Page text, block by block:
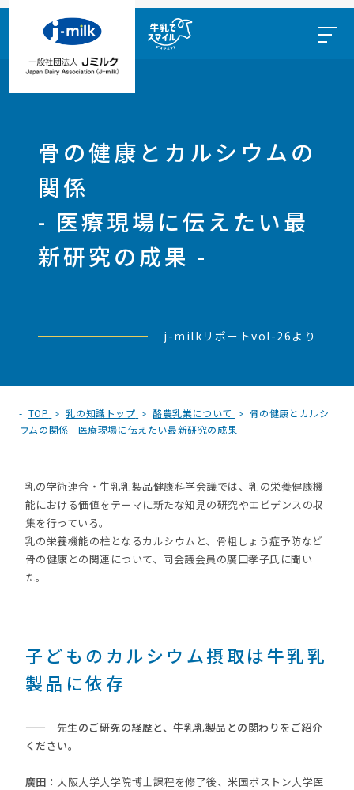
骨の健康とカルシウムの
関係
- 医療現場に伝えたい最
新研究の成果 -
j-milkリポートvol-26より
TOP 乳の知識トップ 酪農乳業について
骨の健康とカルシ
ウムの関係 - 医療現場に伝えたい最新研究の成果 -
乳の学術連合・牛乳乳製品健康科学会議では、乳の栄養健康機
能における価値をテーマに新たな知見の研究やエビデンスの収
集を行っている。
乳の栄養機能の柱となるカルシウムと、骨粗しょう症予防など
骨の健康との関連について、同会議会員の廣田孝子氏に聞い
た。
子どものカルシウム摂取は牛乳乳
製品に依存
—— 先生のご研究の経歴と、牛乳乳製品との関わりをご紹介
ください。
廣田：大阪大学大学院博士課程を修了後、米国ボストン大学医